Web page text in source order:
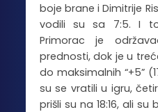
boje brane i Dimitrije
vodili su sa 7:5. I
Primorac je
prednosti, dok je u
do maksimalnih “+5”
su se vratili u igru,
prišli su na 18:16, ali